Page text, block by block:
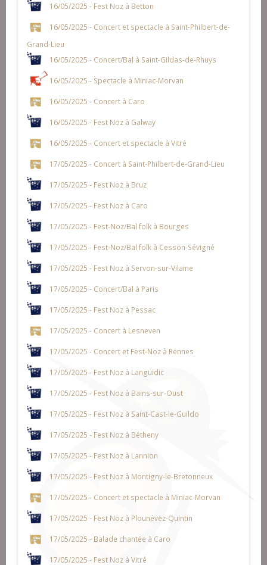
16/05/2025 - Fest Noz à Betton
16/05/2025 - Concert et spectacle à Saint-Philbert-de-
Grand-Lieu
16/05/2025 - Concert/Bal à Saint-Gildas-de-Rhuys
16/05/2025 - Spectacle à Miniac-Morvan
16/05/2025 - Concert à Caro
16/05/2025 - Fest Noz à Galway
16/05/2025 - Concert et spectacle à Vitré
17/05/2025 - Concert à Saint-Philbert-de-Grand-Lieu
17/05/2025 - Fest Noz à Bruz
17/05/2025 - Fest Noz à Caro
17/05/2025 - Fest-Noz/Bal folk à Bourges
17/05/2025 - Fest-Noz/Bal folk à Cesson-Sévigné
17/05/2025 - Fest Noz à Servon-sur-Vilaine
17/05/2025 - Concert/Bal à Paris
17/05/2025 - Fest Noz à Pessac
17/05/2025 - Concert à Lesneven
17/05/2025 - Concert et Fest-Noz à Rennes
17/05/2025 - Fest Noz à Languidic
17/05/2025 - Fest Noz à Bains-sur-Oust
17/05/2025 - Fest Noz à Saint-Cast-le-Guildo
17/05/2025 - Fest Noz à Bétheny
17/05/2025 - Fest Noz à Lannion
17/05/2025 - Fest Noz à Montigny-le-Bretonneux
17/05/2025 - Concert et spectacle à Miniac-Morvan
17/05/2025 - Fest Noz à Plounévez-Quintin
17/05/2025 - Balade chantée à Caro
17/05/2025 - Fest Noz à Vitré